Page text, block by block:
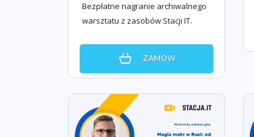
Bezpłatne nagranie archiwalnego
warsztatu z zasobów Stacji IT.
ZAMÓW